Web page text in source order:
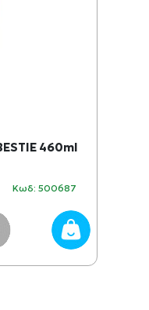
460ml
Κωδ: 500687